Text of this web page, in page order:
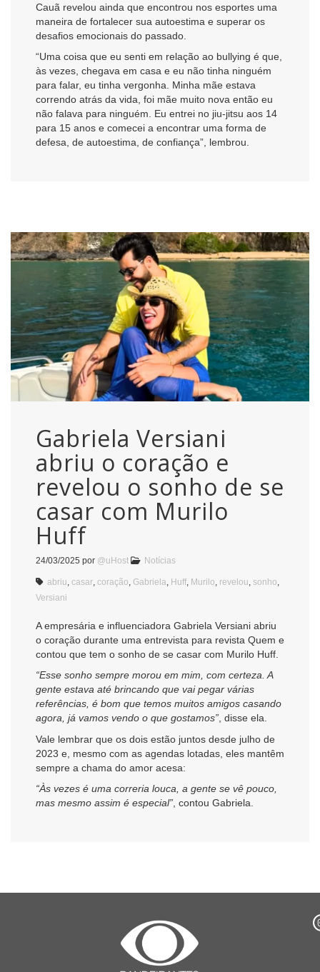
Cauã revelou ainda que encontrou nos esportes uma
maneira de fortalecer sua autoestima e superar os
desafios emocionais do passado.
“Uma coisa que eu senti em relação ao bullying é que,
às vezes, chegava em casa e eu não tinha ninguém
para falar, eu tinha vergonha. Minha mãe estava
correndo atrás da vida, foi mãe muito nova então eu
não falava para ninguém. Eu entrei no jiu-jitsu aos 14
para 15 anos e comecei a encontrar uma forma de
defesa, de autoestima, de confiança”, lembrou.
Gabriela Versiani
abriu o coração e
revelou o sonho de se
casar com Murilo
Huff
24/03/2025 por @uHost Notícias
abriu casar coração Gabriela Huff Murilo revelou sonho
Versiani
A empresária e influenciadora Gabriela Versiani abriu
o coração durante uma entrevista para revista Quem e
contou que tem o sonho de se casar com Murilo Huff.
“Esse sonho sempre morou em mim, com certeza. A
gente estava até brincando que vai pegar várias
referências, é bom que temos muitos amigos casando
agora, já vamos vendo o que gostamos” , disse ela.
Vale lembrar que os dois estão juntos desde julho de
2023 e, mesmo com as agendas lotadas, eles mantêm
sempre a chama do amor acesa:
“Às vezes é uma correria louca, a gente se vê pouco,
mas mesmo assim é especial” , contou Gabriela.